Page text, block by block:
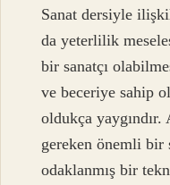
Sanat dersiyle
da yeterlilik
bir sanatçı
ve beceriye sahip
oldukça yaygındır.
gereken önemli bir
odaklanmış bir